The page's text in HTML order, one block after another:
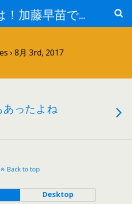
こんにちは！加藤早苗です。
› 8月 3rd, 2017
あったよね
Back to top
Desktop